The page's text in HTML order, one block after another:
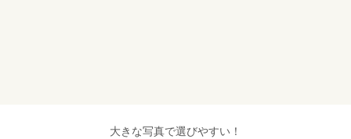
大きな写真で選びやすい！